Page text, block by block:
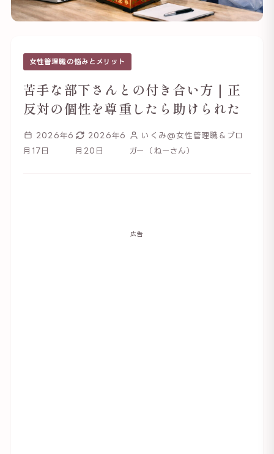
女性管理職の悩みとメリット
苦手な部下さんとの付き合い方｜正
反対の個性を尊重したら助けられた
2026年6
月17日
2026年6
月20日
いくみ@女性管理職＆ブロ
ガー（ねーさん）
広告